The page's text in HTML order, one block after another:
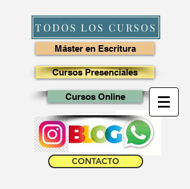
TODOS LOS CURSOS
Máster en Escritura
Cursos Presenciales
Cursos Online
CONTACTO